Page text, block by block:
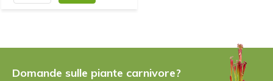
Domande sulle piante carnivore?